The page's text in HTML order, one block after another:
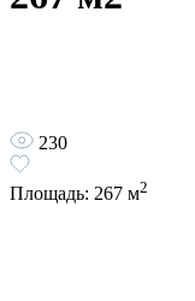
230
Площадь: 267 м2